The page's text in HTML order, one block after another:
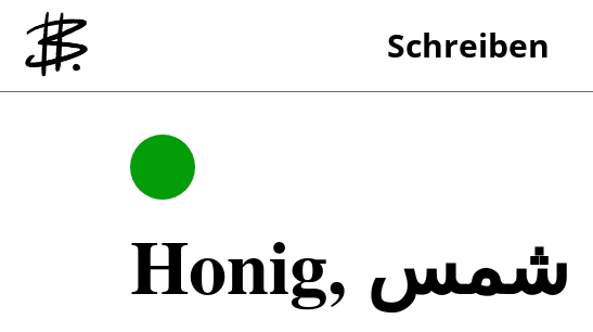
Schreiben